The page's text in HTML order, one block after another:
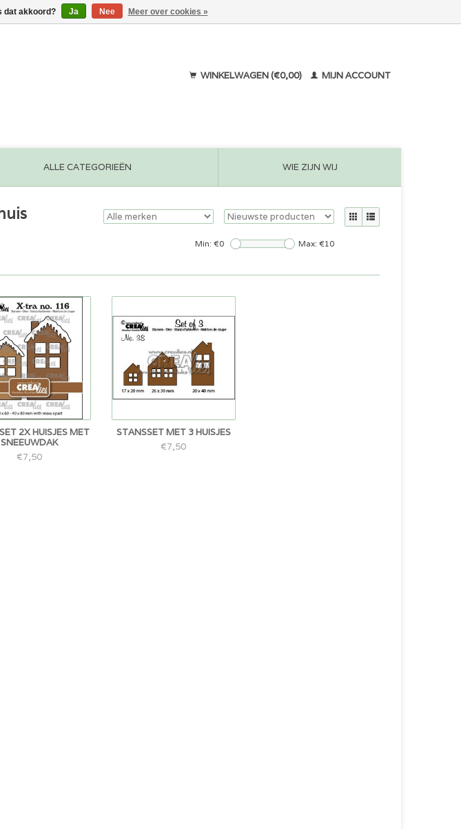
WINKELWAGEN (€0,00) MIJN ACCOUNT
ALLE CATEGORIEËN WIE ZIJN WIJ
Min: €0 Max: €10
2X HUISJES MET
SNEEUWDAK
€7,50
STANSSET MET 3 HUISJES
€7,50
dat akkoord? Ja Nee Meer over cookies »